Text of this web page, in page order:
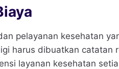
pelayanan kesehatan
harus dibuatkan catatan
layanan kesehatan